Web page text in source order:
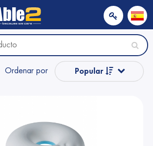
Ordenar por Popular
Precio